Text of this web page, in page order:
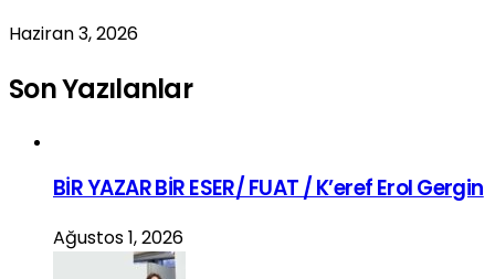
Haziran 3, 2026
Son Yazılanlar
BİR YAZAR BİR ESER/ FUAT / K’eref Erol Gergin
Ağustos 1, 2026